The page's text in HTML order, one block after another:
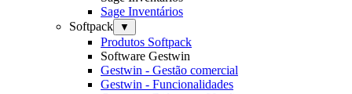
Sage Inventários
Softpack
▼
Produtos Softpack
Software Gestwin
Gestwin - Gestão comercial
Gestwin - Funcionalidades